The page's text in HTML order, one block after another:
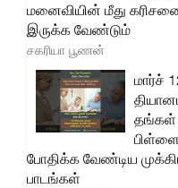
மனைவியின் மீது
இருக்க வேண்டும்
சகரியா பூணன்
மார்ச்
தங்கள்
போதிக்க வேண்டிய
பாடங்கள்